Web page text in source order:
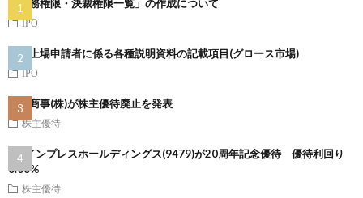
「職務権限・決裁権限一覧」の作成について
IPO
新規上場申請者に係る各種説明資料の記載項目(グロース市場)
IPO
ラサ商事(株)が株主優待廃止を発表
株主優待
(株)インプレスホールディングス(9479)が20周年記念優待 優待利回り
6.06%
株主優待